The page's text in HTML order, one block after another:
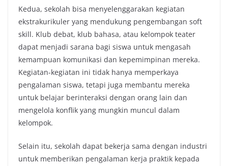
Kedua, sekolah bisa menyelenggarakan kegiatan
ekstrakurikuler yang mendukung pengembangan soft
skill. Klub debat, klub bahasa, atau kelompok teater
dapat menjadi sarana bagi siswa untuk mengasah
kemampuan komunikasi dan kepemimpinan mereka.
Kegiatan-kegiatan ini tidak hanya memperkaya
pengalaman siswa, tetapi juga membantu mereka
untuk belajar berinteraksi dengan orang lain dan
mengelola konflik yang mungkin muncul dalam
kelompok.
Selain itu, sekolah dapat bekerja sama dengan industri
untuk memberikan pengalaman kerja praktik kepada